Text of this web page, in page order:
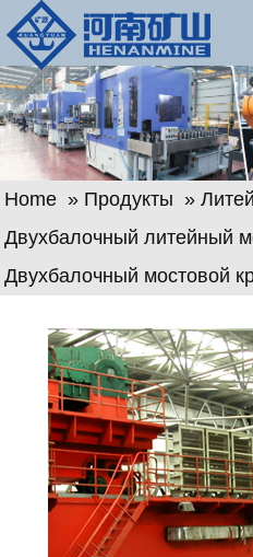
Home » Продукты »
Двухбалочный литейный
Двухбалочный мостовой